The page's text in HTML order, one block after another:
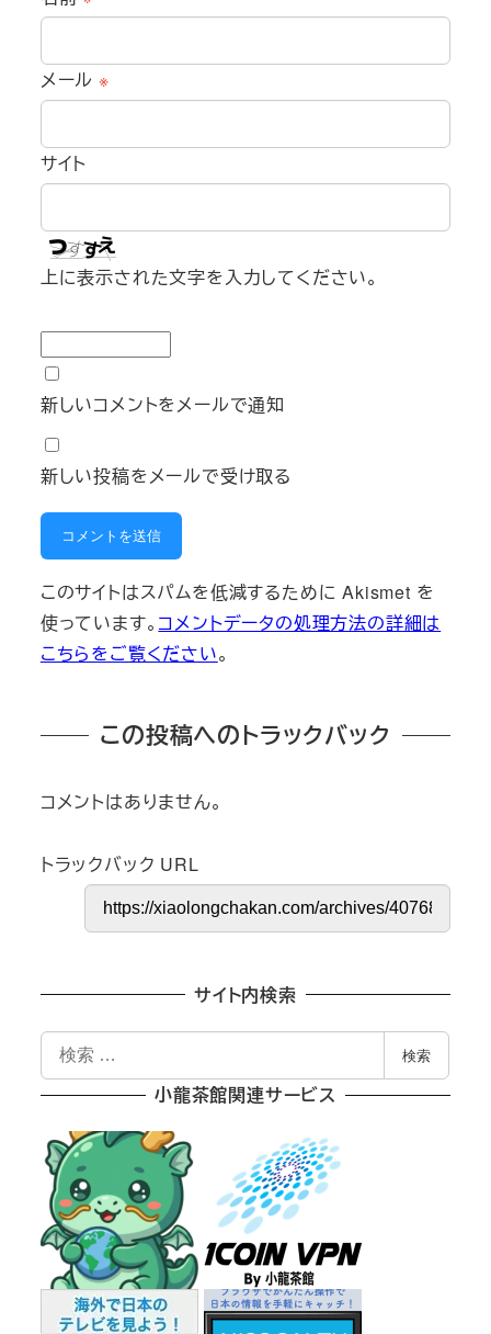
メール ※
サイト
上に表示された文字を入力してください。
新しいコメントをメールで通知
新しい投稿をメールで受け取る
このサイトはスパムを低減するために Akismet を
使っています。 コメントデータの処理方法の詳細は
こちらをご覧ください。
この投稿へのトラックバック
コメントはありません。
トラックバック URL
サイト内検索
索
検索
小龍茶館関連サービス